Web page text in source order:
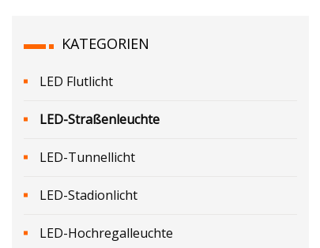
KATEGORIEN
LED Flutlicht
LED-Straßenleuchte
LED-Tunnellicht
LED-Stadionlicht
LED-Hochregalleuchte